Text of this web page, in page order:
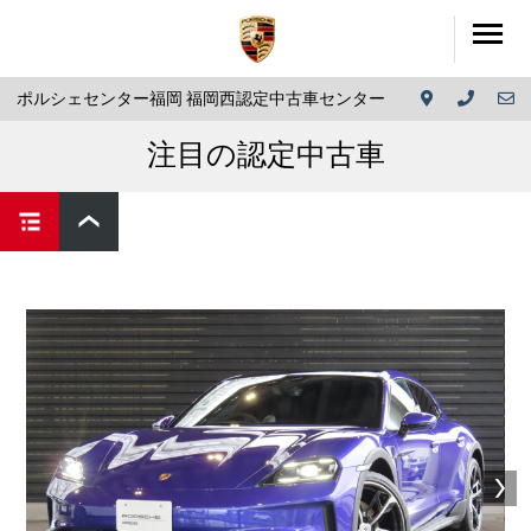
ポルシェセンター福岡 福岡西認定中古車センター
注目の認定中古車